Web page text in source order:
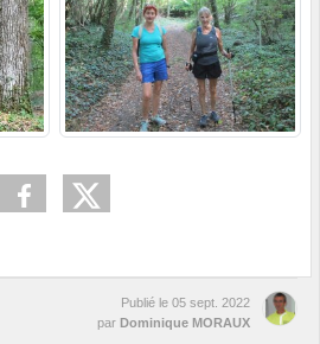
Publié le 05 sept. 2022
par Dominique MORAUX